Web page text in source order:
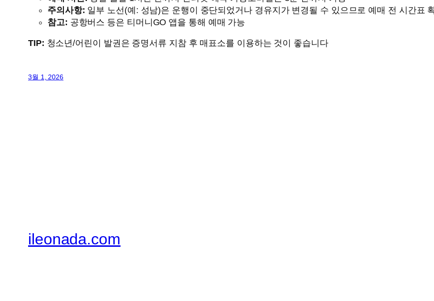
주의사항: 일부 노선(예: 성남)은 운행이 중단되었거나 경유지가 변경될 수 있으므로 예매 전 시간표
참고: 공항버스 등은 티머니GO 앱을 통해 예매 가능
TIP: 청소년/어린이 발권은 증명서류 지참 후 매표소를 이용하는 것이 좋습니다
3월 1, 2026
ileonada.com